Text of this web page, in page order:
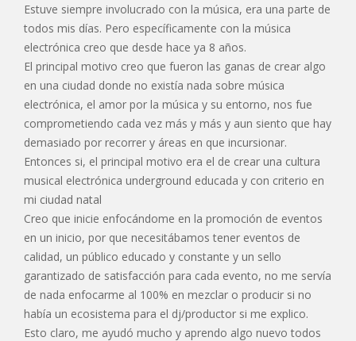
Estuve siempre involucrado con la música, era una parte de
todos mis días. Pero específicamente con la música
electrónica creo que desde hace ya 8 años.
El principal motivo creo que fueron las ganas de crear algo
en una ciudad donde no existía nada sobre música
electrónica, el amor por la música y su entorno, nos fue
comprometiendo cada vez más y más y aun siento que hay
demasiado por recorrer y áreas en que incursionar.
Entonces si, el principal motivo era el de crear una cultura
musical electrónica underground educada y con criterio en
mi ciudad natal
Creo que inicie enfocándome en la promoción de eventos
en un inicio, por que necesitábamos tener eventos de
calidad, un público educado y constante y un sello
garantizado de satisfacción para cada evento, no me servía
de nada enfocarme al 100% en mezclar o producir si no
había un ecosistema para el dj/productor si me explico.
Esto claro, me ayudó mucho y aprendo algo nuevo todos